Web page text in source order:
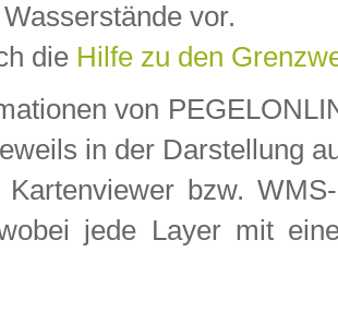
vor.
die Hilfe zu den
von
in der Darstellung
Kartenviewer bzw.
jede Layer mit